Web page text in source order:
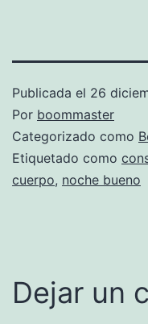
Publicada el 26
Por boommaster
Categorizado como
Etiquetado como
cuerpo, noche bueno
Dejar un